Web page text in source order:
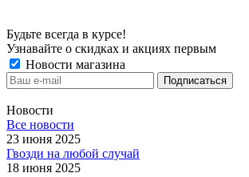
Будьте всегда в курсе!
Узнавайте о скидках и акциях первым
Новости магазина
Новости
Все новости
23 июня 2025
Гвозди на любой случай
18 июня 2025